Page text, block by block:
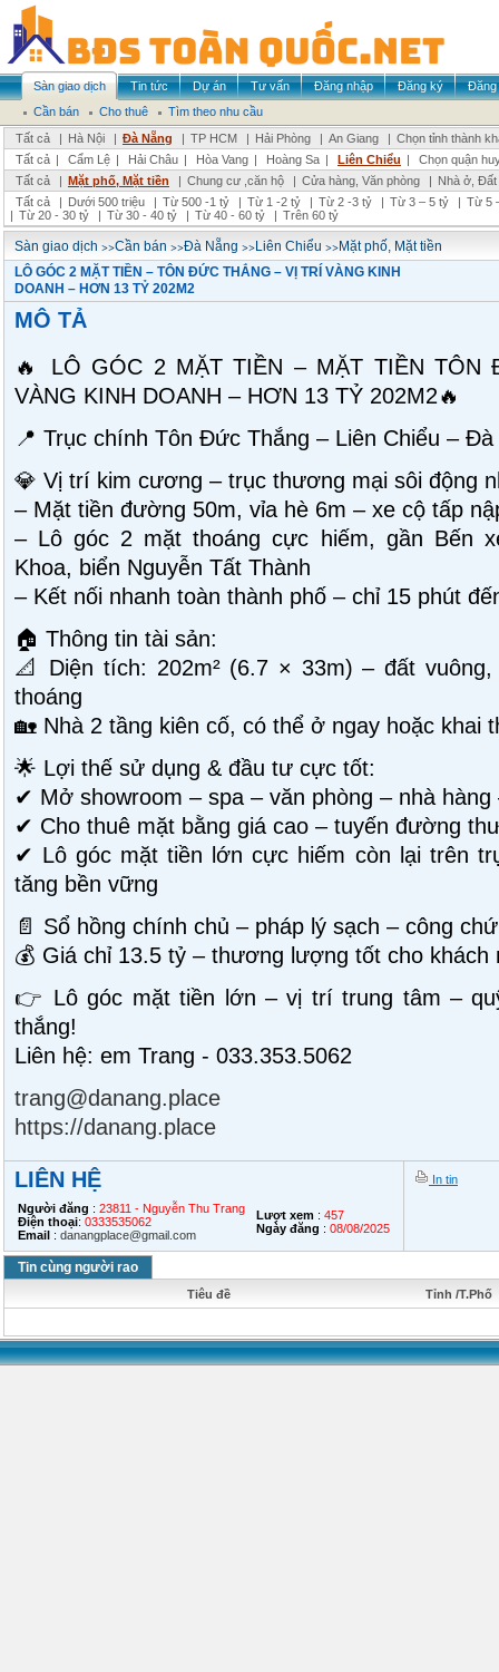
Sàn giao dịch Tin tức Dự án Tư vấn Đăng nhập Đăng ký
Đăng
Cần bán
Cho thuê
Tìm theo nhu cầu
Tất cả
| Hà Nội | Đà Nẵng | TP HCM | Hải Phòng | An Giang | Chọn tỉnh thành
Tất cả | Cẩm Lệ | Hải Châu | Hòa Vang | Hoàng Sa | Liên Chiểu |
Chọn quận
Tất cả
| Mặt phố, Mặt tiền | Chung cư ,căn hộ | Cửa hàng, Văn phòng | Nhà ở,
Tất cả
| Dưới 500 triệu | Từ 500 -1 tỷ | Từ 1 -2 tỷ | Từ 2 -3 tỷ | Từ 3 – 5 tỷ | Từ 5
| Từ 20 - 30 tỷ | Từ 30 - 40 tỷ | Từ 40 - 60 tỷ | Trên 60 tỷ
Sàn giao dịch >>Cần bán >>Đà Nẵng >>Liên Chiểu >>Mặt phố, Mặt tiền
LÔ GÓC 2 MẶT TIỀN – TÔN ĐỨC THẮNG – VỊ TRÍ VÀNG KINH
DOANH – HƠN 13 TỶ 202M2
MÔ TẢ
🔥 LÔ GÓC 2 MẶT TIỀN – MẶT TIỀN TÔN
VÀNG KINH DOANH – HƠN 13 TỶ 202M2🔥
📍 Trục chính Tôn Đức Thắng – Liên Chiểu – Đà
💎 Vị trí kim cương – trục thương mại sôi động
– Mặt tiền đường 50m, vỉa hè 6m – xe cộ tấp
– Lô góc 2 mặt thoáng cực hiếm, gần Bến
Khoa, biển Nguyễn Tất Thành
– Kết nối nhanh toàn thành phố – chỉ 15 phút
🏠 Thông tin tài sản:
📐 Diện tích: 202m² (6.7 × 33m) – đất
thoáng
🏡 Nhà 2 tầng kiên cố, có thể ở ngay hoặc khai
🌟 Lợi thế sử dụng & đầu tư cực tốt:
✔ Mở showroom – spa – văn phòng – nhà
✔ Cho thuê mặt bằng giá cao – tuyến đường
✔ Lô góc mặt tiền lớn cực hiếm còn lại trên
tăng bền vững
📄 Sổ hồng chính chủ – pháp lý sạch – công
💰 Giá chỉ 13.5 tỷ – thương lượng tốt cho khách
👉 Lô góc mặt tiền lớn – vị trí trung tâm –
thắng!
Liên hệ: em Trang - 033.353.5062
trang@danang.place
https://danang.place
LIÊN HỆ
Người đăng : 23811 - Nguyễn Thu Trang
Điện thoại: 0333535062
Email : danangplace@gmail.com
Lượt xem : 457
Ngày đăng : 08/08/2025
In tin
Tin cùng người rao
Tiêu đề Tỉnh /T.Phố